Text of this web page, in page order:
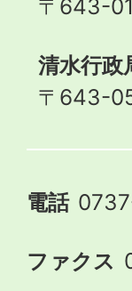
〒643-
清水行政
〒643-
電話
ファクス